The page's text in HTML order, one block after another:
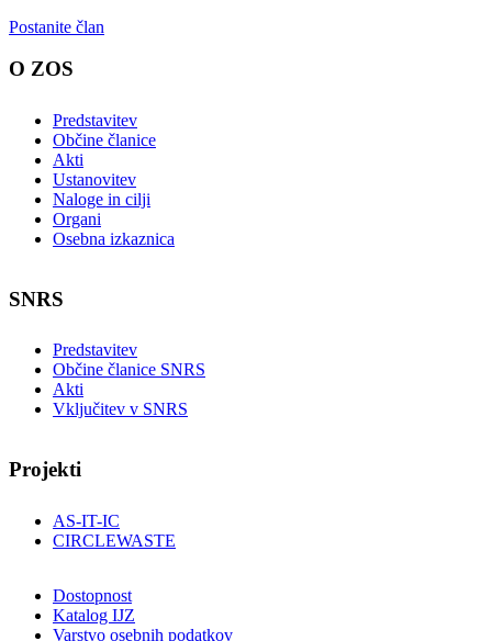
Postanite član
O ZOS
Predstavitev
Občine članice
Akti
Ustanovitev
Naloge in cilji
Organi
Osebna izkaznica
SNRS
Predstavitev
Občine članice SNRS
Akti
Vključitev v SNRS
Projekti
AS-IT-IC
CIRCLEWASTE
Dostopnost
Katalog IJZ
Varstvo osebnih podatkov